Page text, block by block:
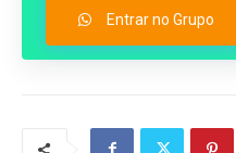
Entrar no Grupo